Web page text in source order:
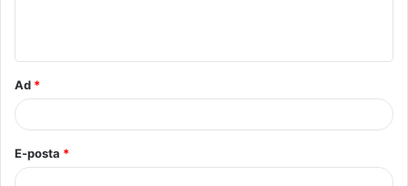
Ad *
E-posta *